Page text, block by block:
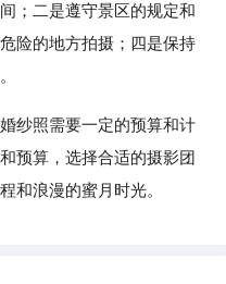
；二是遵守景区的规定和
险的地方拍摄；四是保持
纱照需要一定的预算和计
预算，选择合适的摄影团
和浪漫的蜜月时光。